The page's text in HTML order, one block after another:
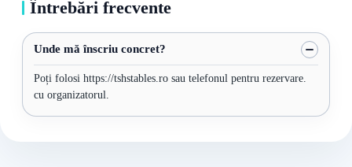
Întrebări frecvente
Unde mă înscriu concret?
Poți folosi https://tshstables.ro sau telefonul pentru rezervare.
cu organizatorul.